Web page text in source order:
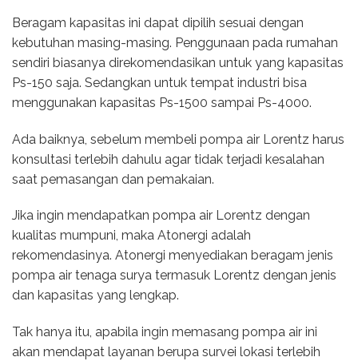
Beragam kapasitas ini dapat dipilih sesuai dengan
kebutuhan masing-masing. Penggunaan pada rumahan
sendiri biasanya direkomendasikan untuk yang kapasitas
Ps-150 saja. Sedangkan untuk tempat industri bisa
menggunakan kapasitas Ps-1500 sampai Ps-4000.
Ada baiknya, sebelum membeli pompa air Lorentz harus
konsultasi terlebih dahulu agar tidak terjadi kesalahan
saat pemasangan dan pemakaian.
Jika ingin mendapatkan pompa air Lorentz dengan
kualitas mumpuni, maka Atonergi adalah
rekomendasinya. Atonergi menyediakan beragam jenis
pompa air tenaga surya termasuk Lorentz dengan jenis
dan kapasitas yang lengkap.
Tak hanya itu, apabila ingin memasang pompa air ini
akan mendapat layanan berupa survei lokasi terlebih